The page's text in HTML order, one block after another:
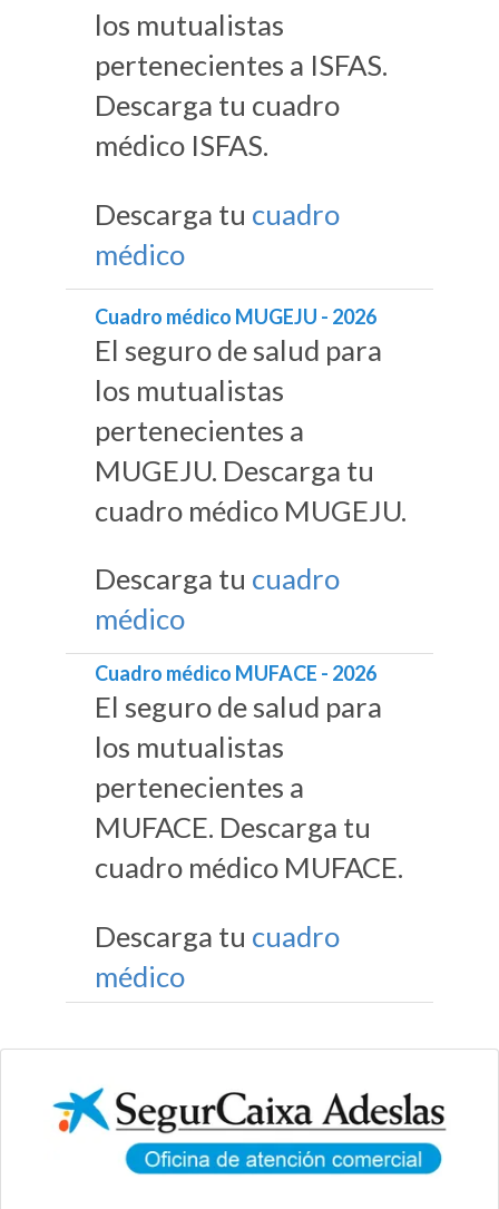
los mutualistas
pertenecientes a ISFAS.
Descarga tu cuadro
médico ISFAS.
Descarga tu cuadro
médico
Cuadro médico MUGEJU - 2026
El seguro de salud para
los mutualistas
pertenecientes a
MUGEJU. Descarga tu
cuadro médico MUGEJU.
Descarga tu cuadro
médico
Cuadro médico MUFACE - 2026
El seguro de salud para
los mutualistas
pertenecientes a
MUFACE. Descarga tu
cuadro médico MUFACE.
Descarga tu cuadro
médico